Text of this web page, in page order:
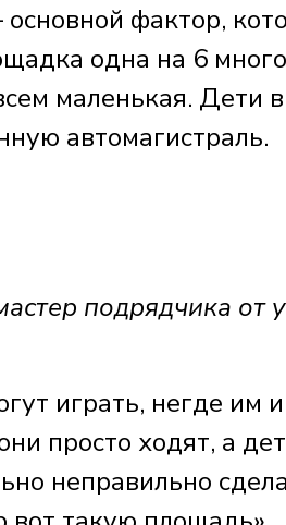
фактор,
одна на 6
маленькая.
автомагистраль.
подрядчика от
играть, негде им
просто ходят, а
неправильно